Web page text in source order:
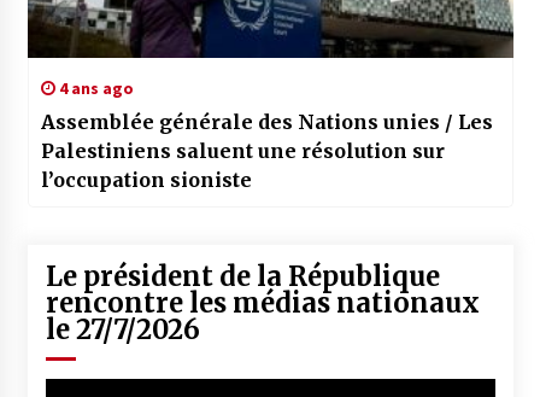
4 ans ago
Assemblée générale des Nations unies / Les
Palestiniens saluent une résolution sur
l’occupation sioniste
Le président de la République
rencontre les médias nationaux
le 27/7/2026